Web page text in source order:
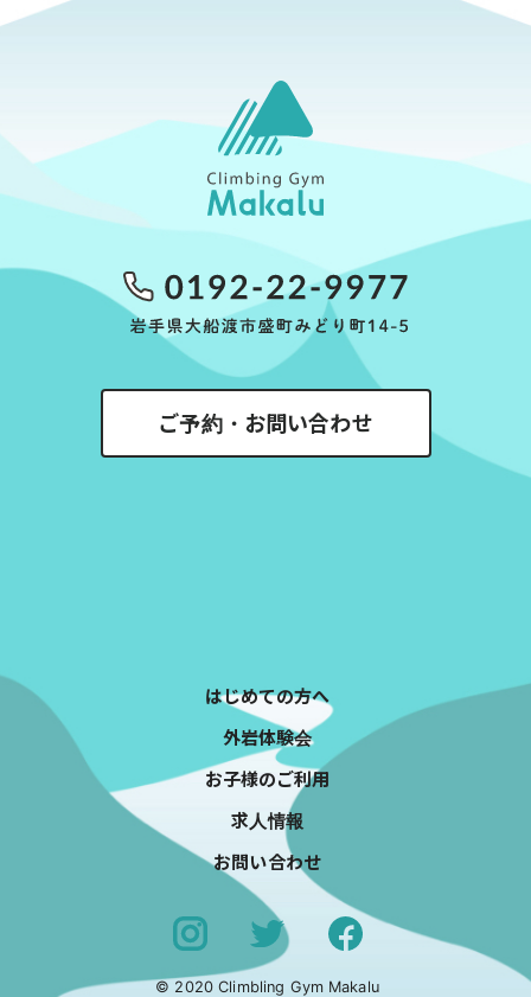
ご予約・お問い合わせ
はじめての方へ
外岩体験会
お子様のご利用
求人情報
お問い合わせ
© 2020 Climbling Gym Makalu